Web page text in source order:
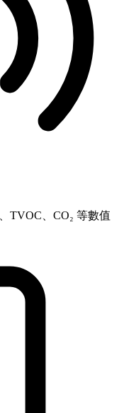
TVOC、CO₂ 等數值